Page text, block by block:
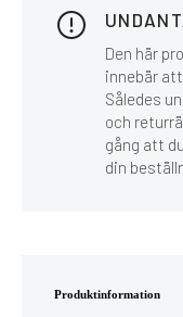
Den här
innebär
Således
och
gång att
din
Produktinformation